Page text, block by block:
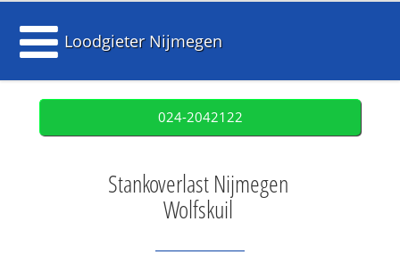
Loodgieter Nijmegen
024-2042122
Stankoverlast Nijmegen
Wolfskuil